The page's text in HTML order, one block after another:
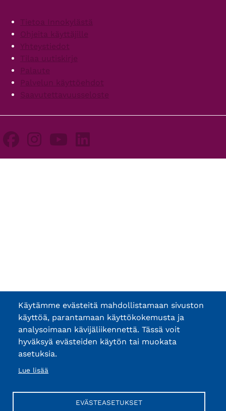
FooterTietoa Innokylästä
Ohjeita käyttäjille
Yhteystiedot
Tilaa uutiskirje
Palaute
Palvelun käyttöehdot
Saavutettavuusseloste
Käytämme evästeitä mahdollistamaan sivuston
käyttöä, parantamaan käyttökokemusta ja
analysoimaan kävijäliikennettä. Tässä voit
hyväksyä evästeiden käytön tai muokata
asetuksia.
Lue lisää
EVÄSTEASETUKSET